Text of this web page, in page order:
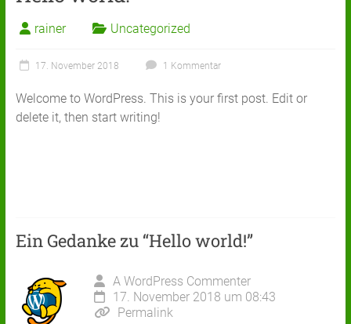
rainer Uncategorized
17. November 2018 1 Kommentar
Welcome to WordPress. This is your first post. Edit or
delete it, then start writing!
Ein Gedanke zu “Hello world!”
A WordPress Commenter
17. November 2018 um 08:43
Permalink